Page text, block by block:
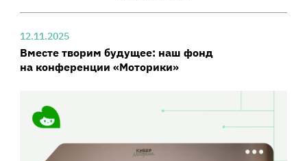
12.11.2025
Вместе творим будущее: наш фонд
на конференции «Моторики»